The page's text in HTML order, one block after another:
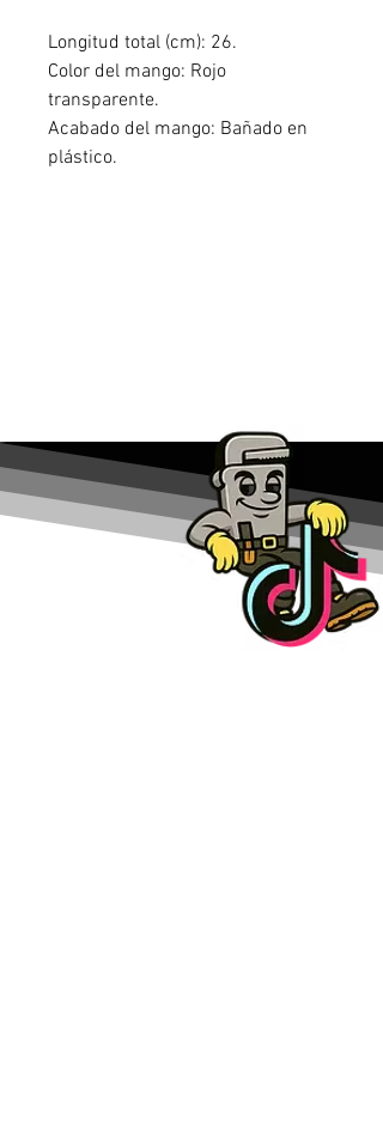
Longitud total (cm): 26.
Color del mango: Rojo
transparente.
Acabado del mango: Bañado en
plástico.